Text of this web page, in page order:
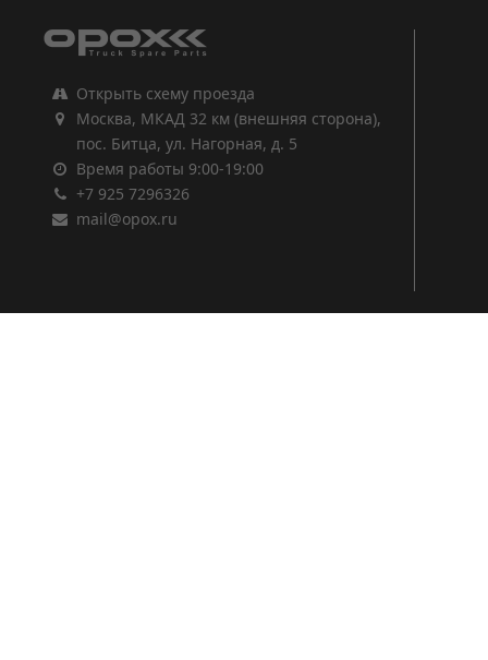
Открыть схему проезда
Москва, МКАД 32 км (внешняя сторона),
пос. Битца, ул. Нагорная, д. 5
Время работы 9:00-19:00
+7 925 7296326
mail@opox.ru